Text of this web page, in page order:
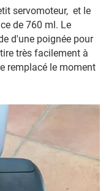
servomoteur, et le
de 760 ml. Le
d'une poignée pour
très facilement à
remplacé le moment